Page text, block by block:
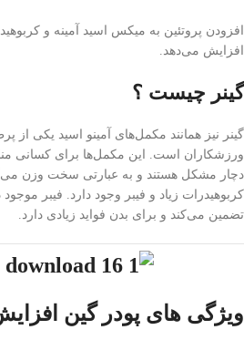
افزودن پروتئین به میکس اسید آمینه و
افزایش می‌دهد.
گینر چیست ؟
گینر نیز همانند مکمل‌های آمینو اسید یکی از
ورزشکاران است. این مکمل‌ها برای کسانی
دچار مشکل هستند و به عبارتی سخت وزن
کربوهیدرات زیاد و فیبر وجود دارد. فیبر
تضمین می‌کند و برای بدن فواید زیادی دارد.
ویژگی های پودر گین